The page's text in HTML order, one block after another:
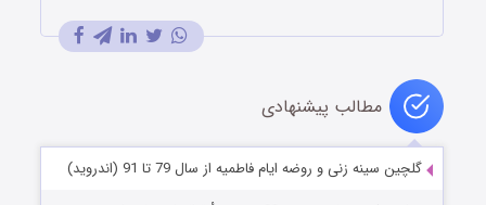
مطالب پیشنهادی
گلچین سینه زنی و روضه ایام فاطمیه از سال 79 تا 91 (اندروید)